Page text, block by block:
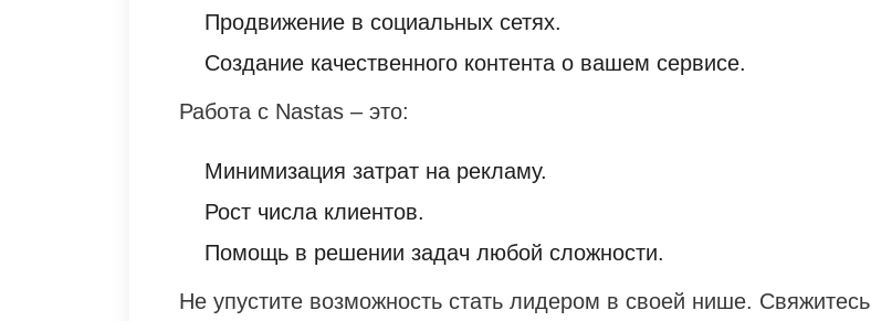
Продвижение в социальных сетях.
Создание качественного контента о вашем сервисе.
Работа с Nastas – это:
Минимизация затрат на рекламу.
Рост числа клиентов.
Помощь в решении задач любой сложности.
Не упустите возможность стать лидером в своей нише. Свяжитесь